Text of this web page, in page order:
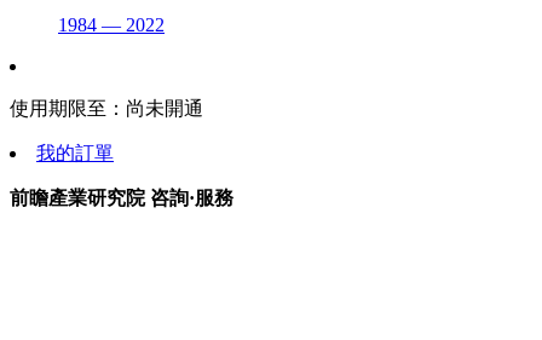
1984 — 2022
使用期限至： 尚未開通
我的訂單
前瞻產業研究院 咨詢·服務